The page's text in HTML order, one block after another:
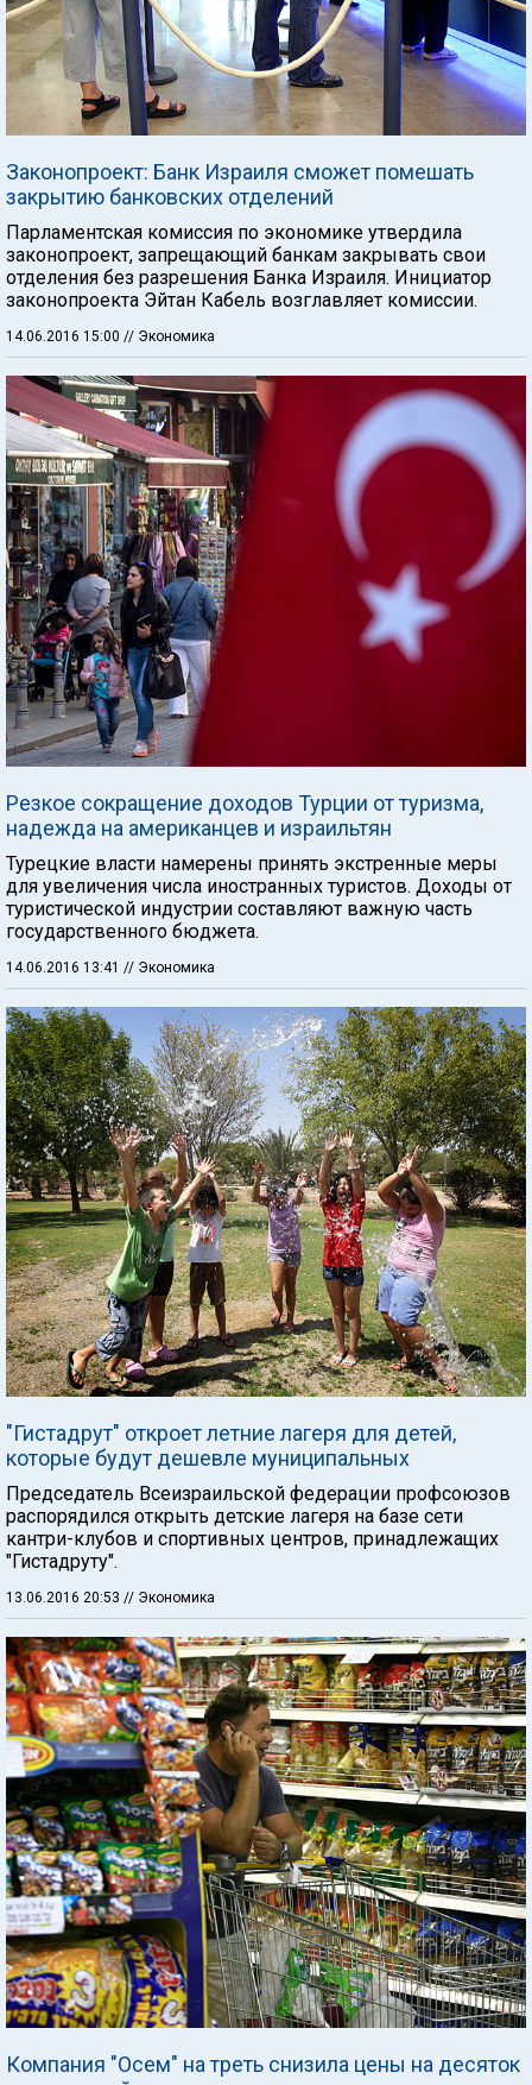
Законопроект: Банк Израиля сможет помешать
закрытию банковских отделений
Парламентская комиссия по экономике утвердила
законопроект, запрещающий банкам закрывать свои
отделения без разрешения Банка Израиля. Инициатор
законопроекта Эйтан Кабель возглавляет комиссии.
14.06.2016 15:00 // Экономика
Резкое сокращение доходов Турции от туризма,
надежда на американцев и израильтян
Турецкие власти намерены принять экстренные меры
для увеличения числа иностранных туристов. Доходы от
туристической индустрии составляют важную часть
государственного бюджета.
14.06.2016 13:41 // Экономика
"Гистадрут" откроет летние лагеря для детей,
которые будут дешевле муниципальных
Председатель Всеизраильской федерации профсоюзов
распорядился открыть детские лагеря на базе сети
кантри-клубов и спортивных центров, принадлежащих
"Гистадруту".
13.06.2016 20:53 // Экономика
Компания "Осем" на треть снизила цены на десяток